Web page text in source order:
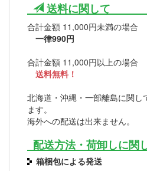
送料に関して
合計金額 11,000円未満の場合
一律990円
合計金額 11,000円以上の場合
送料無料！
北海道・沖縄・一部離島に関し
ます。
海外への配送は出来ません。
配送方法・荷卸しに関
箱梱包による発送